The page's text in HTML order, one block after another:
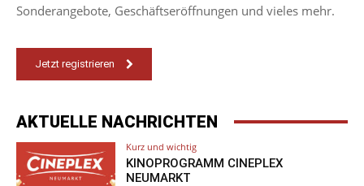
Sonderangebote, Geschäftseröffnungen und vieles mehr.
Jetzt registrieren
AKTUELLE NACHRICHTEN
Kurz und wichtig
KINOPROGRAMM CINEPLEX
NEUMARKT